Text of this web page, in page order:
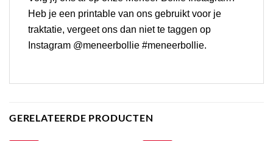
Heb je een printable van ons gebruikt voor je
traktatie, vergeet ons dan niet te taggen op
Instagram @meneerbollie #meneerbollie.
GERELATEERDE PRODUCTEN